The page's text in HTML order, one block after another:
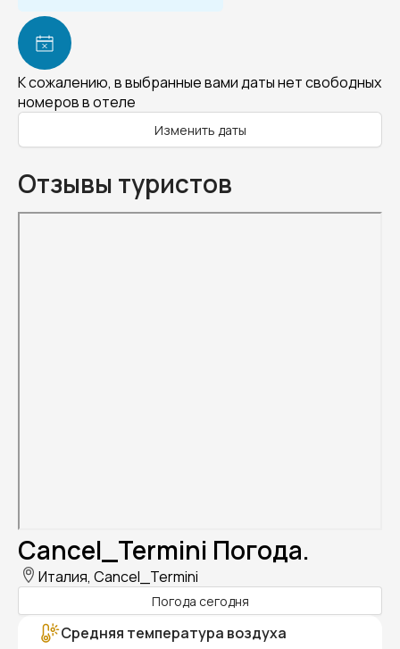
К сожалению, в выбранные вами даты нет свободных
номеров в отеле
Изменить даты
Отзывы туристов
Cancel_Termini Погода.
Италия, Cancel_Termini
Погода сегодня
Средняя температура воздуха